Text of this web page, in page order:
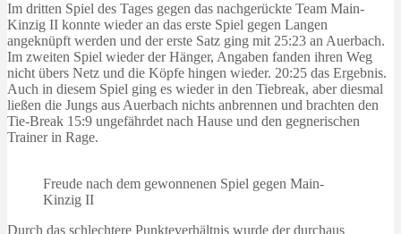
Im dritten Spiel des Tages gegen das nachgerückte Team Main-
Kinzig II konnte wieder an das erste Spiel gegen Langen
angeknüpft werden und der erste Satz ging mit 25:23 an Auerbach.
Im zweiten Spiel wieder der Hänger, Angaben fanden ihren Weg
nicht übers Netz und die Köpfe hingen wieder. 20:25 das Ergebnis.
Auch in diesem Spiel ging es wieder in den Tiebreak, aber diesmal
ließen die Jungs aus Auerbach nichts anbrennen und brachten den
Tie-Break 15:9 ungefährdet nach Hause und den gegnerischen
Trainer in Rage.
Freude nach dem gewonnenen Spiel gegen Main-
Kinzig II
Durch das schlechtere Punkteverhältnis wurde der durchaus